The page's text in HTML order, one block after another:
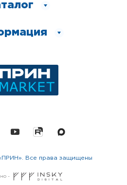
-
Все права защищены